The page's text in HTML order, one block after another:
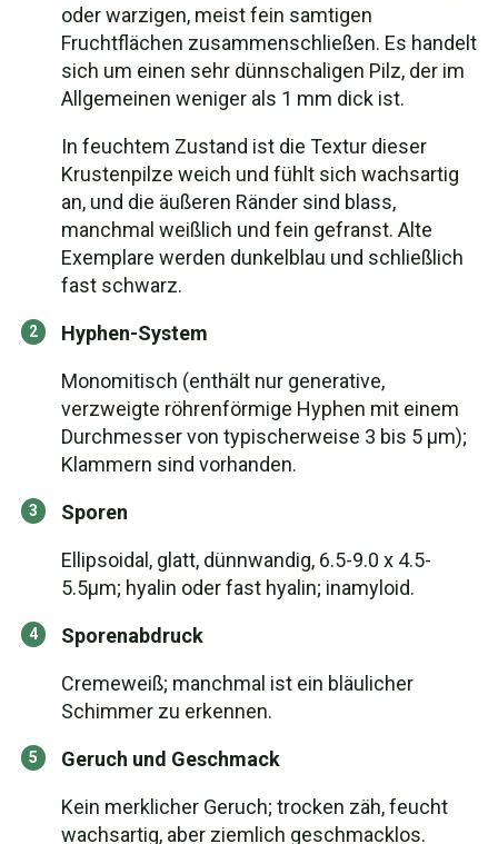
oder warzigen, meist fein samtigen
Fruchtflächen zusammenschließen. Es handelt
sich um einen sehr dünnschaligen Pilz, der im
Allgemeinen weniger als 1 mm dick ist.
In feuchtem Zustand ist die Textur dieser
Krustenpilze weich und fühlt sich wachsartig
an, und die äußeren Ränder sind blass,
manchmal weißlich und fein gefranst. Alte
Exemplare werden dunkelblau und schließlich
fast schwarz.
Hyphen-System
Monomitisch (enthält nur generative,
verzweigte röhrenförmige Hyphen mit einem
Durchmesser von typischerweise 3 bis 5 µm);
Klammern sind vorhanden.
Sporen
Ellipsoidal, glatt, dünnwandig, 6.5-9.0 x 4.5-
5.5µm; hyalin oder fast hyalin; inamyloid.
Sporenabdruck
Cremeweiß; manchmal ist ein bläulicher
Schimmer zu erkennen.
Geruch und Geschmack
Kein merklicher Geruch; trocken zäh, feucht
wachsartig, aber ziemlich geschmacklos.